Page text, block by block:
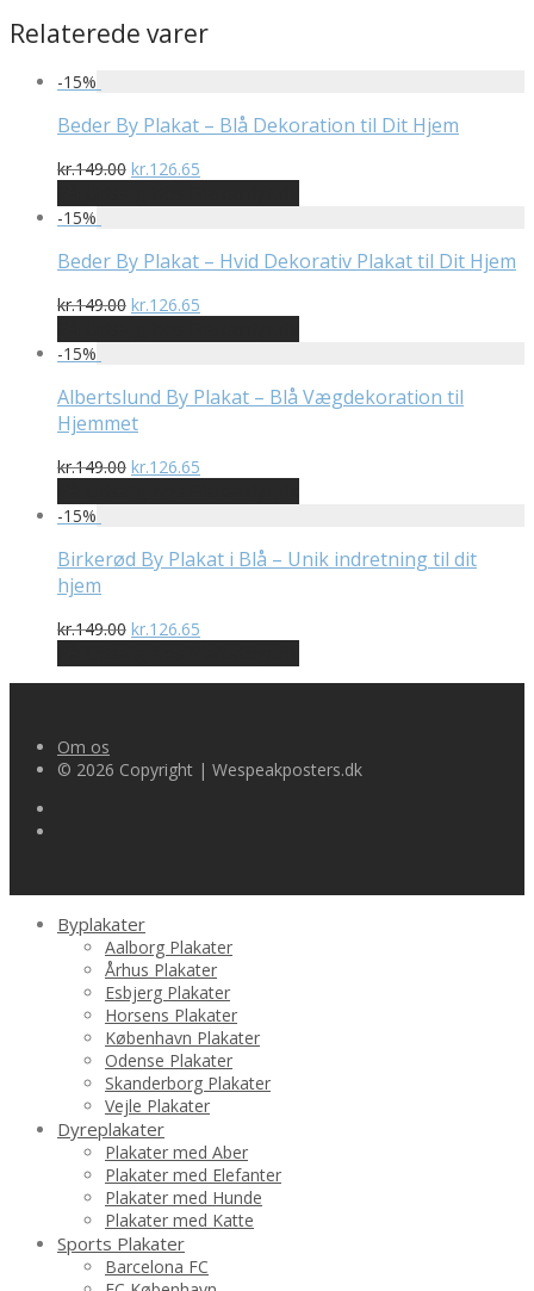
Relaterede varer
-15%
Beder By Plakat – Blå Dekoration til Dit Hjem
kr.149.00 Den
pris
kr.149.00.
kr.126.65
pris
kr.126.65.
-15%
Beder By Plakat – Hvid Dekorativ Plakat til Dit Hjem
kr.149.00 Den
pris
kr.149.00.
kr.126.65
pris
kr.126.65.
-15%
Albertslund By Plakat – Blå Vægdekoration til
Hjemmet
kr.149.00 Den
pris
kr.149.00.
kr.126.65
pris
kr.126.65.
-15%
Birkerød By Plakat i Blå – Unik indretning til dit
hjem
kr.149.00 Den
pris
kr.126.65
pris
Om os
© 2026 Copyright | Wespeakposters.dk
Byplakater
Aalborg Plakater
Århus Plakater
Esbjerg Plakater
Horsens Plakater
København Plakater
Odense Plakater
Skanderborg Plakater
Vejle Plakater
Dyreplakater
Plakater med Aber
Plakater med Elefanter
Plakater med Hunde
Plakater med Katte
Sports Plakater
Barcelona FC